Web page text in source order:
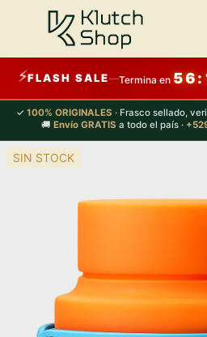
⚡FLASH SALE—Termina en
✓ 100% ORIGINALES · Frasco sellado,
🚚 Envío GRATIS a todo el país ·
SIN STOCK